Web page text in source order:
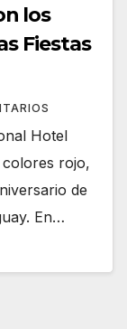
los
Fiestas
Hotel
rojo,
de
En…